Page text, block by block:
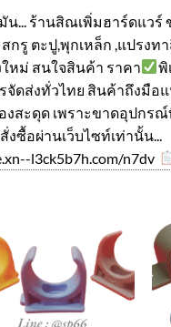
น... ร้านสิณเพิ่มฮาร์ดแวร์
รู ตะปู,พุกเหล็ก ,แปรงท
หม่ สนใจสินค้า ราคา
พิ
จัดส่งทั่วไทย สินค้าถึงมือ
สะดุด เพราะขาดอุปกร
ซื้อผ่านเว็บไซท์เท่านั้น...
l3ck5b7h.com/n7dv